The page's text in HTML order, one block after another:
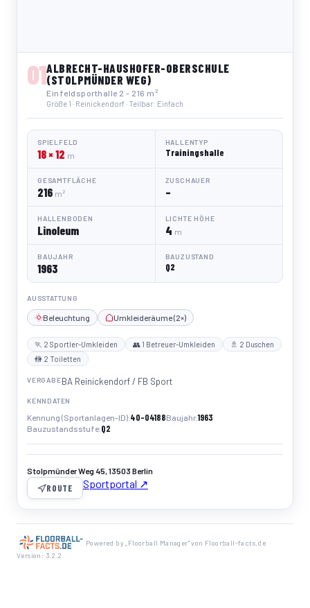
01ALBRECHT-HAUSHOFER-OBERSCHULE
(STOLPMÜNDER WEG)
Einfeldsporthalle 2 - 216 m²
Größe 1 · Reinickendorf · Teilbar: Einfach
SPIELFELD
18 × 12 m
HALLENTYP
Trainingshalle
GESAMTFLÄCHE
216 m²
ZUSCHAUER
–
HALLENBODEN
Linoleum
LICHTE HÖHE
4 m
BAUJAHR
1963
BAUZUSTAND
Q2
AUSSTATTUNG
Beleuchtung Umkleideräume (2×)
🏃 2 Sportler-Umkleiden 👥 1 Betreuer-Umkleiden
🚿 2 Duschen
🚻 2 Toiletten
VERGABEBA Reinickendorf / FB Sport
KENNDATEN
Kennung (Sportanlagen-ID) 40-04188Baujahr 1963
Bauzustandsstufe Q2
Stolpmünder Weg 45, 13503 Berlin
ROUTE Sportportal ↗
Powered by „Floorball Manager" von Floorball-facts.de
Version: 3.2.2